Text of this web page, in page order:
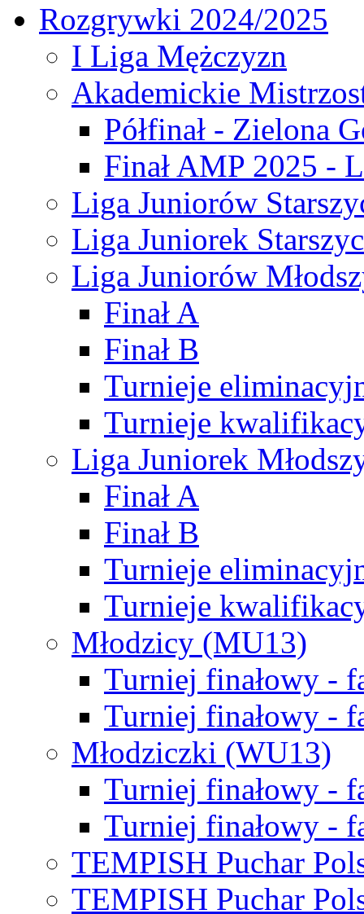
Rozgrywki 2024/2025
I Liga Mężczyzn
Akademickie
Półfinał - Zielona
Finał AMP 2025 -
Liga Juniorów
Liga Juniorek
Liga Juniorów
Finał A
Finał B
Turnieje
Turnieje
Liga Juniorek
Finał A
Finał B
Turnieje
Turnieje
Młodzicy (MU13)
Turniej finałowy -
Turniej finałowy -
Młodziczki (WU13)
Turniej finałowy -
Turniej finałowy -
TEMPISH Puchar
TEMPISH Puchar